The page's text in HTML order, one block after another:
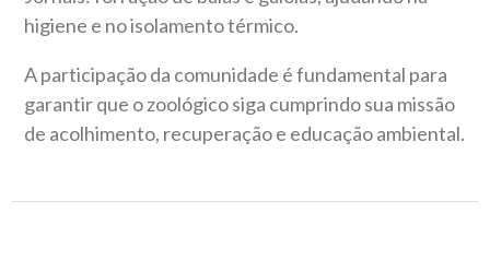
higiene e no isolamento térmico.
A participação da comunidade é fundamental para
garantir que o zoológico siga cumprindo sua missão
de acolhimento, recuperação e educação ambiental.